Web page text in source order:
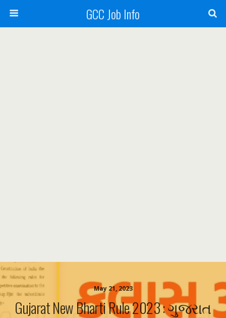
GCC Job Info
May 21, 2023
Gujarat New Bharti Rule 2023 : ગુજરાત